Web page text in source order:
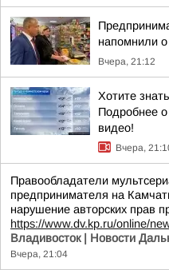
напомнили
Вчера, 21:12
Хотите
Подробнее о
видео!
Вчера,
Правообладатели
предпринимателя на
нарушение авторских прав
https://www.dv.kp.ru/online/
Владивосток | Новости
Вчера, 21:04